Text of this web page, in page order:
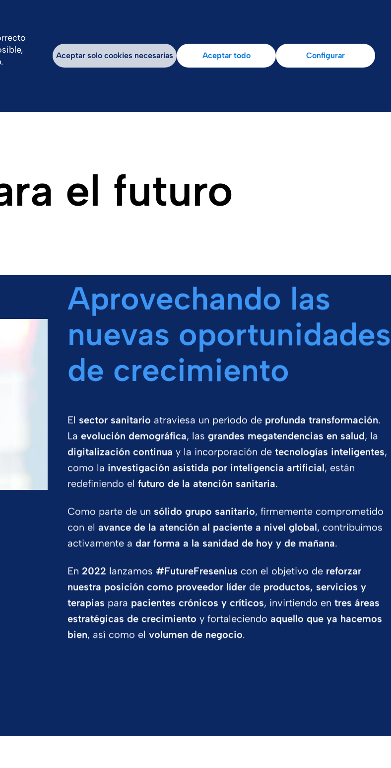
social y sostenibilidad Trabaja con nosotros Sala de prensa
el futuro
Aprovechando las
nuevas oportunidades
de crecimiento
El sector sanitario atraviesa un período de profunda transformación.
La evolución demográfica, las grandes megatendencias en salud, la
digitalización continua y la incorporación de tecnologías inteligentes,
como la investigación asistida por inteligencia artificial, están
redefiniendo el futuro de la atención sanitaria.
Como parte de un sólido grupo sanitario, firmemente comprometido
con el avance de la atención al paciente a nivel global, contribuimos
activamente a dar forma a la sanidad de hoy y de mañana.
En 2022 lanzamos #FutureFresenius con el objetivo de reforzar
nuestra posición como proveedor líder de productos, servicios y
terapias para pacientes crónicos y críticos, invirtiendo en tres áreas
estratégicas de crecimiento y fortaleciendo aquello que ya hacemos
bien, así como el volumen de negocio.
Aceptar solo cookies necesarias Aceptar todo Configurar